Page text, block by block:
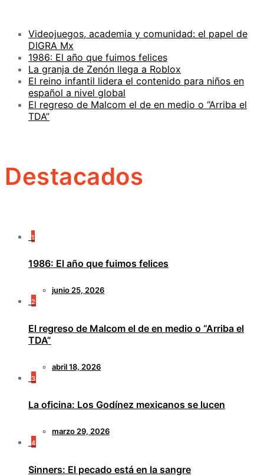
Videojuegos, academia y comunidad: el papel de
DIGRA Mx
1986: El año que fuimos felices
La granja de Zenón llega a Roblox
El reino infantil lidera el contenido para niños en
español a nivel global
El regreso de Malcom el de en medio o “Arriba el
TDA”
Destacados
1
1986: El año que fuimos felices
junio 25, 2026
2
El regreso de Malcom el de en medio o “Arriba el
TDA”
abril 18, 2026
3
La oficina: Los Godínez mexicanos se lucen
marzo 29, 2026
4
Sinners: El pecado está en la sangre